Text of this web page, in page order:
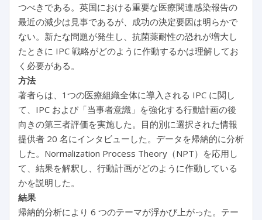
つべきである。英国における重要な医療関連感染報告の
最近の減少は見事であるが、成功の決定要因は明らかで
ない。新たな問題が発生し、抗菌薬耐性の恐れが増大し
たときに IPC 戦略がどのように作動するかは理解してお
く必要がある。
方法
著者らは、1つの医療組織全体に導入される IPC に関し
て、IPC および「当事者意識」を強化する行動計画の後
向きの第三者評価を実施した。目的別に選択された情報
提供者 20 名にインタビューした。データを帰納的に分析
した。Normalization Process Theory（NPT）を応用し
て、結果を解釈し、行動計画がどのように作動している
かを説明した。
結果
帰納的分析により 6 つのテーマが浮かび上がった。テー